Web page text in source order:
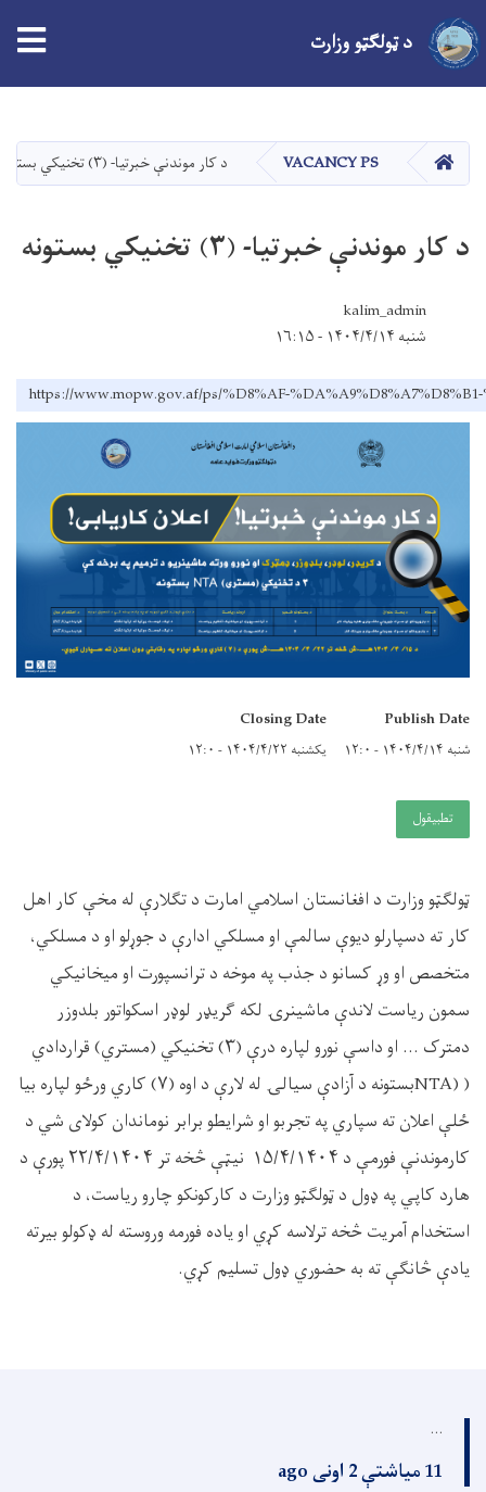
دانګل
د ټولګټو وزارت
کور VACANCY PS د کار موندنې خبرتیا- (۳) تخنيكي بستونه
د کار موندنې خبرتیا- (۳) تخنيكي بستونه
kalim_admin
شنبه ۱۴۰۴/۴/۱۴ - ۱۶:۱۵
https://www.mopw.gov.af/ps/%D8%AF-
Publish Date
شنبه ۱۴۰۴/۴/۱۴ - ۱۲:۰
Closing Date
یکشنبه ۱۴۰۴/۴/۲۲ - ۱۲:۰
تطبيقول
ټولګټووزارت د افغانستان اسلامي امارت د تگلارې له مخې کار اهل
کار ته دسپارلو ديوې سالمې او مسلکي ادارې د جوړلو او د مسلکي،
متخصص او وړ کسانو د جذبپه موخه د ترانسپورت او ميخانيکي
سمون ریاست لاندې ماشینرۍ لکه گریډر لوډر اسکواتور بلدوزر
دمترک ... او داسې نورو لپاره درې (۳) تخنيكي (مستري) قراردادي
(
NTA)بستونه د آزادې سیالۍ له لارې د اوه (۷) کاري ورځو لپاره بیا
ځلې اعلان ته سپاري په تجربو او شرایطو برابر نوماندان کولای شي د
کارموندنې فورمې د ۱۵/۴/۱۴۰۴ نيټې څخه تر۲۲/۴/۱۴۰۴پورې د
هارد کاپي په ډول د ټولګټو وزارت د کارکونکو چارو ریاست، د
استخدام آمریت څخه ترلاسه کړي او ياده فورمه وروسته له ډکولو بيرته
يادې څانگې ته به حضوري ډول تسلیم کړي.
...
11 میاشتې 2 اونی ago